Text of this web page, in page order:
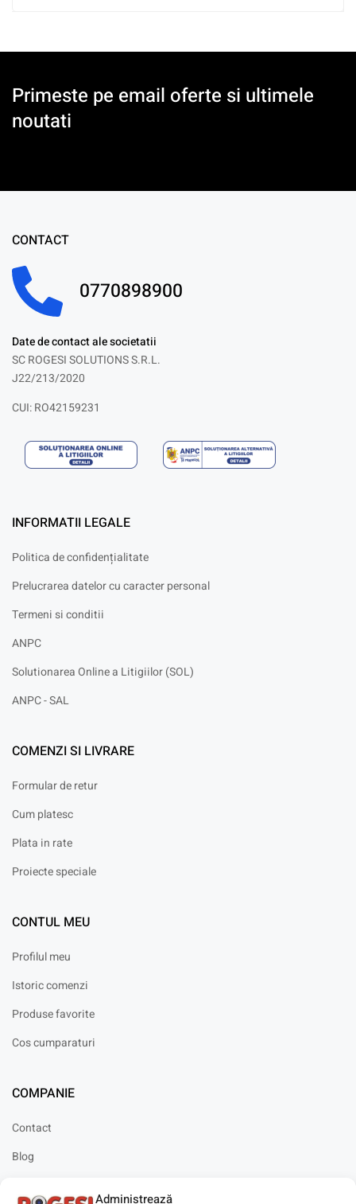
Administrează
Primeste pe email oferte si ultimele
noutati
CONTACT
0770898900
Date de contact ale societatii
SC ROGESI SOLUTIONS S.R.L.
J22/213/2020
CUI: RO42159231
INFORMATII LEGALE
Politica de confidențialitate
Prelucrarea datelor cu caracter personal
Termeni si conditii
ANPC
Solutionarea Online a Litigiilor (SOL)
ANPC - SAL
COMENZI SI LIVRARE
Formular de retur
Cum platesc
Plata in rate
Proiecte speciale
CONTUL MEU
Profilul meu
Istoric comenzi
Produse favorite
Cos cumparaturi
COMPANIE
Contact
Blog